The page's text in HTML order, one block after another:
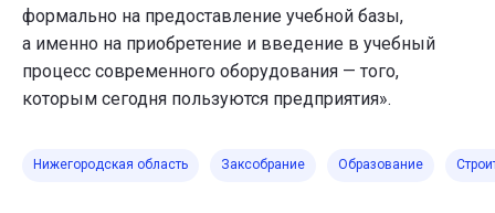
формально на предоставление учебной базы,
а именно на приобретение и введение в учебный
процесс современного оборудования — того,
которым сегодня пользуются предприятия».
Нижегородская область Заксобрание Образование